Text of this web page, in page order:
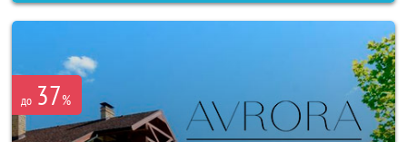
до 37%